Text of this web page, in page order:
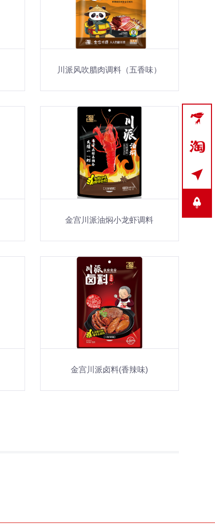
川派风吹腊肉调料（五香味）
金宫川派油焖小龙虾调料
金宫川派卤料(香辣味)


